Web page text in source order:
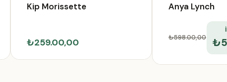
Kip Morissette
₺259.00,00
Anya Lynch
₺598.00,00